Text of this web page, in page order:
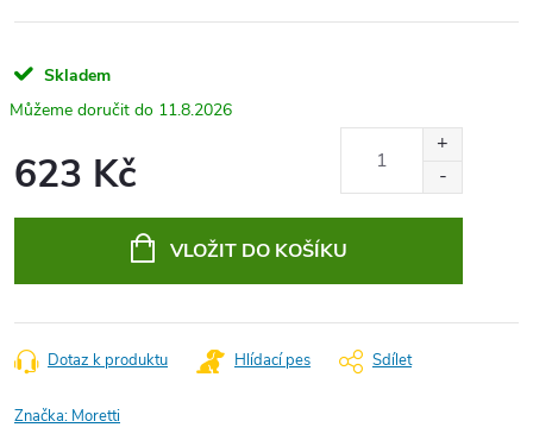
Skladem
11.8.2026
623 Kč
VLOŽIT DO KOŠÍKU
Dotaz k produktu Hlídací pes Sdílet
Značka: Moretti